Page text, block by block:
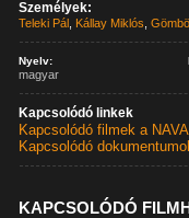
Személyek:
Teleki Pál Kállay Miklós ,
Nyelv:
magyar
Kapcsolódó linkek
Kapcsolódó filmek a
Kapcsolódó
KAPCSOLÓDÓ